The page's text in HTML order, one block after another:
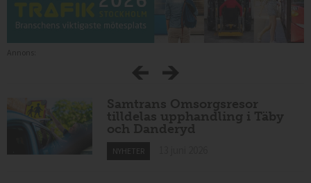
Samtrans Omsorgsresor
tilldelas upphandling i Täby
och Danderyd
NYHETER